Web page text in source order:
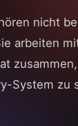
nicht
arbeiten
System zu